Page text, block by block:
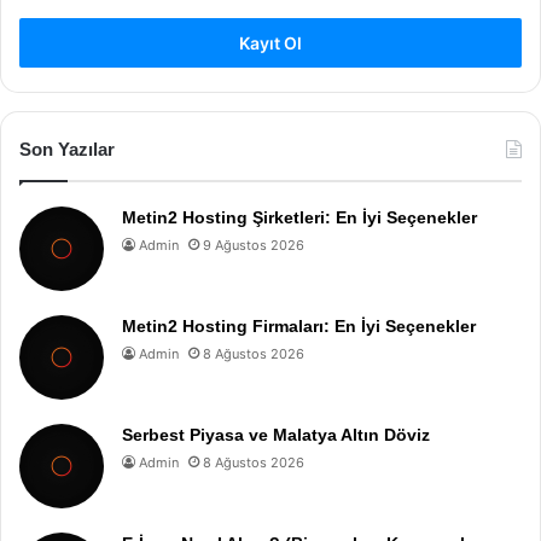
Kayıt Ol
Son Yazılar
Metin2 Hosting Şirketleri: En İyi Seçenekler
Admin 9 Ağustos 2026
Metin2 Hosting Firmaları: En İyi Seçenekler
Admin 8 Ağustos 2026
Serbest Piyasa ve Malatya Altın Döviz
Admin 8 Ağustos 2026